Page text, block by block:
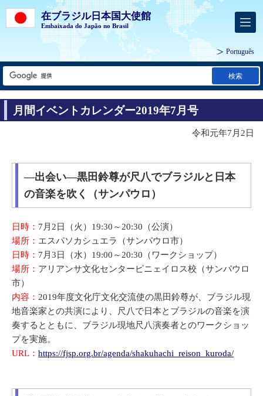
在ブラジル日本国大使館
Embaixada do Japão no Brasil
Português
検索
月間イベントカレンダー2019年7月号
令和元年7月2日
―出会い―黒田鈴尊が尺八でブラジルと日本
の音楽を吹く（サンパウロ）
日時： 7月2日（火）19:30～20:30（公演）
場所： エスパソカシュエラ（サンパウロ市）
日時： 7月3日（水）19:00～20:30（ワークショップ）
場所： アリアンサ文化センターピニェイロス校（サンパウロ
市）
内容： 2019年度文化庁文化交流使の黒田鈴尊が、ブラジル現
地音楽家との共演により、尺八で日本とブラジルの音楽を演
奏するとともに、ブラジル現地尺八演奏者とのワークショッ
プを実施。
URL： https://fjsp.org.br/agenda/shakuhachi_reison_kuroda/